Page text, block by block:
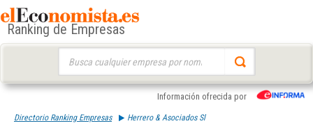
Ranking de Empresas
Información ofrecida por
Directorio Ranking Empresas Herrero & Asociados Sl